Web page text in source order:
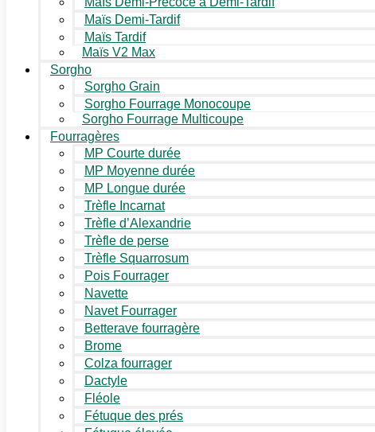
Maïs Demi-Tardif
Maïs Tardif
Maïs V2 Max
Sorgho
Sorgho Grain
Sorgho Fourrage Monocoupe
Sorgho Fourrage Multicoupe
Fourragères
MP Courte durée
MP Moyenne durée
MP Longue durée
Trèfle Incarnat
Trèfle d’Alexandrie
Trèfle de perse
Trèfle Squarrosum
Pois Fourrager
Navette
Navet Fourrager
Betterave fourragère
Brome
Colza fourrager
Dactyle
Fléole
Fétuque des prés